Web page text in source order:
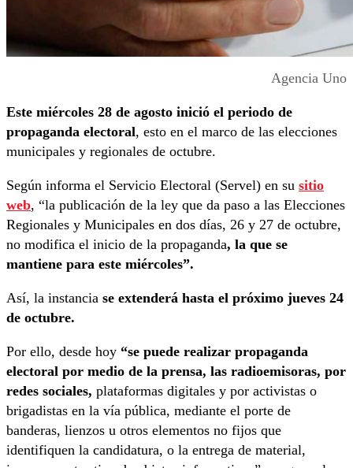
Agencia Uno
Este miércoles 28 de agosto inició el periodo de
propaganda electoral, esto en el marco de las elecciones
municipales y regionales de octubre.
Según informa el Servicio Electoral (Servel) en su sitio
web, “la publicación de la ley que da paso a las Elecciones
Regionales y Municipales en dos días, 26 y 27 de octubre,
no modifica el inicio de la propaganda, la que se
mantiene para este miércoles”.
Así, la instancia se extenderá hasta el próximo jueves 24
de octubre.
Por ello, desde hoy “se puede realizar propaganda
electoral por medio de la prensa, las radioemisoras, por
redes sociales, plataformas digitales y por activistas o
brigadistas en la vía pública, mediante el porte de
banderas, lienzos u otros elementos no fijos que
identifiquen la candidatura, o la entrega de material,